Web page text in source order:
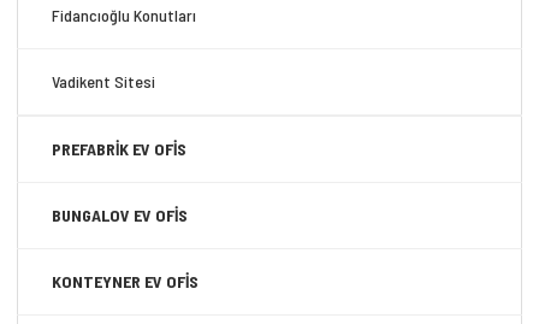
Fidancıoğlu Konutları
Vadikent Sitesi
PREFABRİK EV OFİS
BUNGALOV EV OFİS
KONTEYNER EV OFİS